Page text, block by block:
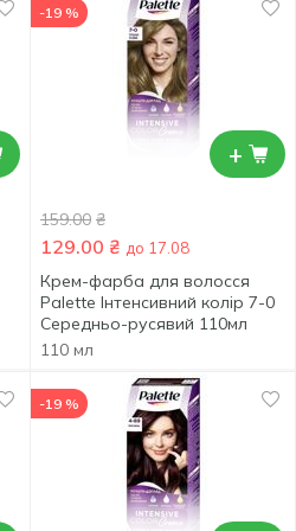
+
-19 %
159.00 ₴
129.00 ₴ до 17.08
Крем-фарба для волосся
Palette Інтенсивний колір 7-0
Середньо-русявий 110мл
110 мл
-19 %